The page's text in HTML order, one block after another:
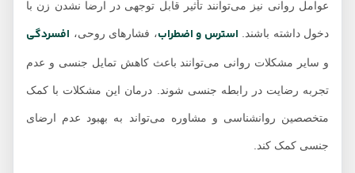
عوامل روانی نیز می‌توانند تأثیر قابل توجهی در ارضا نشدن زن با
دخول داشته باشند.استرس و اضطراب، فشارهای روحی،افسردگی
و سایر مشکلات روانی می‌توانند باعث کاهش تمایل جنسی و عدم
تجربه رضایت در رابطه جنسی شوند. درمان این مشکلات با کمک
متخصصین روانشناسی و مشاوره می‌تواند به بهبود عدم ارضای
جنسی کمک کند.